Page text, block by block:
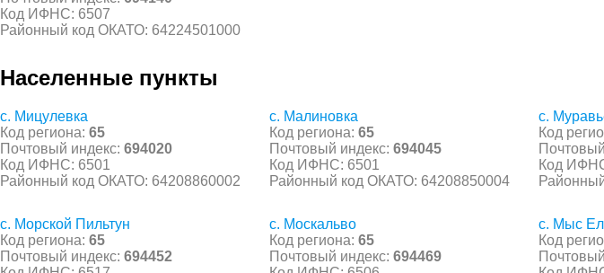
Код ИФНС: 6507
Районный код ОКАТО: 64224501000
Населенные пункты
с. Мицулевка
Код региона: 65
Почтовый индекс: 694020
Код ИФНС: 6501
Районный код ОКАТО: 64208860002
с. Малиновка
Код региона: 65
Почтовый индекс: 694045
Код ИФНС: 6501
Районный код ОКАТО: 64208850004
с.
Код
Код
с. Морской Пильтун
Код региона: 65
Почтовый индекс: 694452
с. Москальво
Код региона: 65
Почтовый индекс: 694469
с. Мыс
Код